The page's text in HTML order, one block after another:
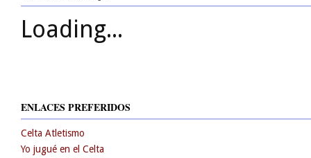
Loading...
ENLACES PREFERIDOS
Celta Atletismo
Yo jugué en el Celta